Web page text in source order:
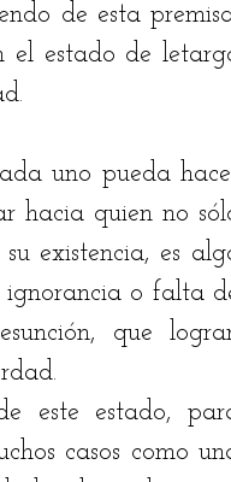
de esta
el estado de
uno pueda
hacia quien no
existencia, es
ignorancia o falta
que
este estado,
casos como